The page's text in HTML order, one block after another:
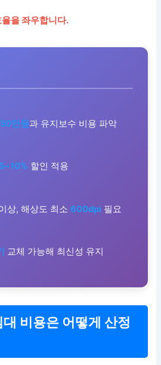
을 좌우합니다.
만원과 유지보수 비용 파악
5~10% 할인 적용
상, 해상도 최소 600dpi 필요
교체 가능해 최신성 유지
비용은 어떻게 산정